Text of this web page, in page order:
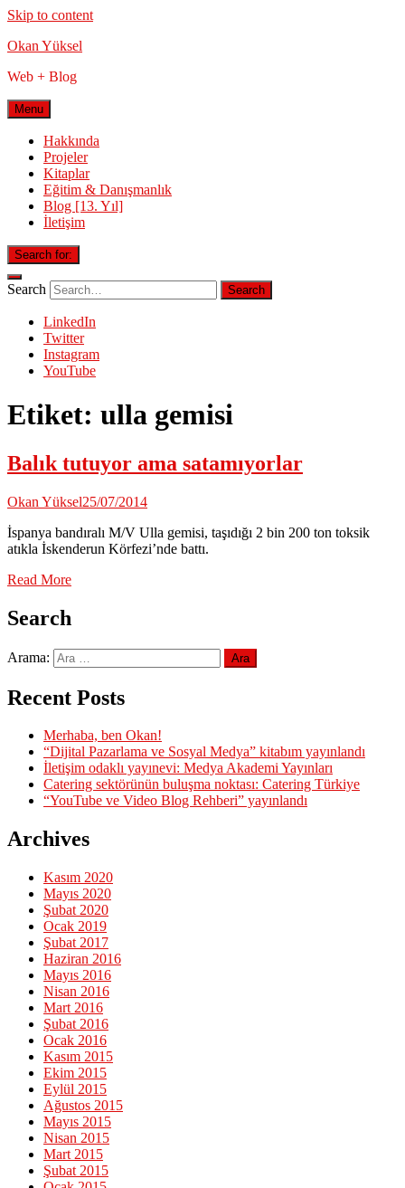
Skip to content
Okan Yüksel
Web + Blog
Menu
Hakkında
Projeler
Kitaplar
Eğitim & Danışmanlık
Blog [13. Yıl]
İletişim
Search for:
Search
LinkedIn
Twitter
Instagram
YouTube
Etiket: ulla gemisi
Balık tutuyor ama satamıyorlar
Okan Yüksel25/07/2014
İspanya bandıralı M/V Ulla gemisi, taşıdığı 2 bin 200 ton toksik
atıkla İskenderun Körfezi’nde battı.
Read More
Search
Arama:
Recent Posts
Merhaba, ben Okan!
“Dijital Pazarlama ve Sosyal Medya” kitabım yayınlandı
İletişim odaklı yayınevi: Medya Akademi Yayınları
Catering sektörünün buluşma noktası: Catering Türkiye
“YouTube ve Video Blog Rehberi” yayınlandı
Archives
Kasım 2020
Mayıs 2020
Şubat 2020
Ocak 2019
Şubat 2017
Haziran 2016
Mayıs 2016
Nisan 2016
Mart 2016
Şubat 2016
Ocak 2016
Kasım 2015
Ekim 2015
Eylül 2015
Ağustos 2015
Mayıs 2015
Nisan 2015
Mart 2015
Şubat 2015